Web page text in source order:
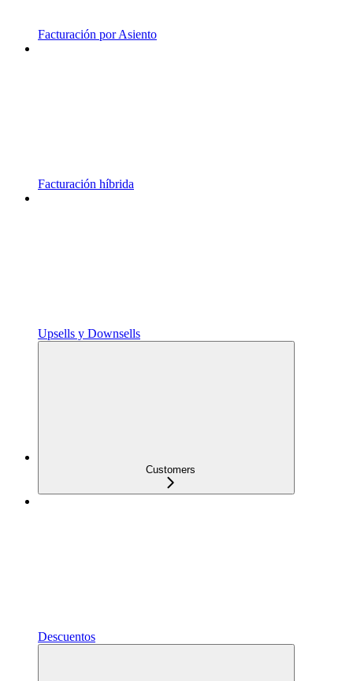
Facturación por Asiento
Facturación híbrida
Upsells y Downsells
Customers
Descuentos